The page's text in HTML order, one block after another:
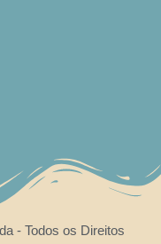
- Todos os Direitos